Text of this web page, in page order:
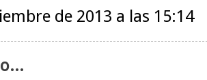
de 2013 a las 15:14